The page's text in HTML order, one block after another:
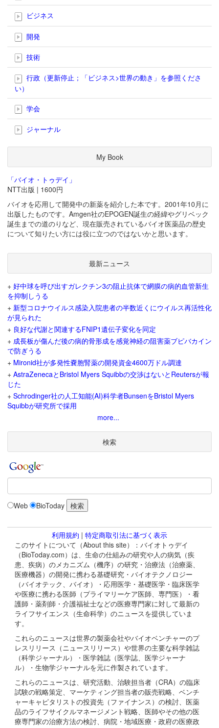
ビジネス
開発
技術
行政（更新停止；「ビジネス>世界の動き」を参照くださ
い）
学会
ジャーナル
My Book
「バイオ・トゥデイ」
NTT出版 | 1600円
バイオを応用して開発中の新薬を紹介した本です。2001年10月に
出版したものです。Amgen社のEPOGEN誕生の経緯やグリベック
誕生までの道のりなど、現在販売されているバイオ医薬品の歴史
について知りたい方には役に立つのではないかと思います。
最新ニュース
+ 好中球を呼び出すガレクチン3の阻止抗体で網膜の病的血管新生
を抑制しうる
+ 新型コロナウイルス感染入院患者の半数近くにウイルス再活性化
が見られた
+ 良好な代謝と関連するFNIP1遺伝子変化を同定
+ 成長板が傷んだ後の病的骨形成を感覚神経の阻害薬ブピバカイン
で防ぎうる
+ Mironid社が多発性嚢胞腎薬の開発資金4600万ドル調達
+ AstraZenecaとBristol Myers Squibbの交渉はないとReutersが報
じた
+ Schrodinger社の人工知能(AI)科学者BunsenをBristol Myers
Squibbが研究所で採用
more...
検索
Web BioToday
利用規約 | 特定商取引法に基づく表示
このサイトについて（About this site）：バイオトゥデイ
（BioToday.com）は、生命の仕組みの研究や人の病気（疾
患、疾病）のメカニズム（機序）の研究・治療法（治療薬、
医療機器）の開発に携わる基礎研究・バイオテクノロジー
（バイオテック、バイオ）・応用医学・基礎医学・臨床医学
や医療に携わる医師（プライマリーケア医師、専門医）・看
護師・薬剤師・介護福祉士などの医療専門家に対して最新の
ライフサイエンス（生命科学）のニュースを提供していま
す。
これらのニュースは世界の製薬会社やバイオベンチャーのプ
レスリリース（ニュースリリース）や世界の主要な科学雑誌
（科学ジャーナル）・医学雑誌（医学誌、医学ジャーナ
ル）・生物学ジャーナルを元に作製されています。
これらのニュースは、研究活動、治験担当者（CRA）の臨床
試験の戦略策定、マーケティング担当者の販売戦略、ベンチ
ャーキャピタリストの投資先（ファイナンス）の検討、医薬
品のライフサイクルマネージメント戦略、医師やその他の医
療専門家の治療方法の検討、病院・地域医療・政府の医療政